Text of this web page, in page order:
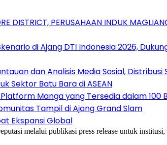
DISTRICT, PERUSAHAAN INDUK
di Ajang DTI Indonesia 2026,
dan Analisis Media Sosial, Distribusi
Sektor Batu Bara di ASEAN
Manga yang Tersedia dalam 100
Tampil di Ajang Grand Slam
Ekspansi Global
melalui publikasi press release untuk